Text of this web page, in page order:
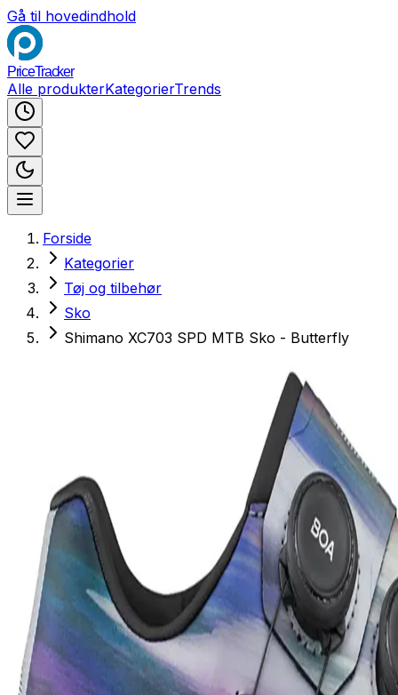
Gå til hovedindhold
PriceTracker
Alle produkterKategorierTrends
Forside
Kategorier
Tøj og tilbehør
Sko
Shimano XC703 SPD MTB Sko - Butterfly